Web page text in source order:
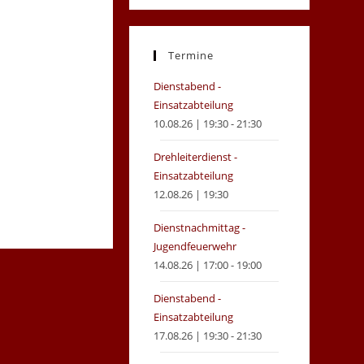
in
new
in
new
Termine
Dienstabend -
Einsatzabteilung
10.08.26 | 19:30 - 21:30
Drehleiterdienst -
Einsatzabteilung
12.08.26 | 19:30
Dienstnachmittag -
Jugendfeuerwehr
14.08.26 | 17:00 - 19:00
Dienstabend -
Einsatzabteilung
17.08.26 | 19:30 - 21:30